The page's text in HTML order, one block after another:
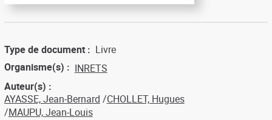
Type de document
Livre
Organisme(s)
INRETS
Auteur(s)
AYASSE, Jean-Bernard CHOLLET, Hugues
MAUPU, Jean-Louis